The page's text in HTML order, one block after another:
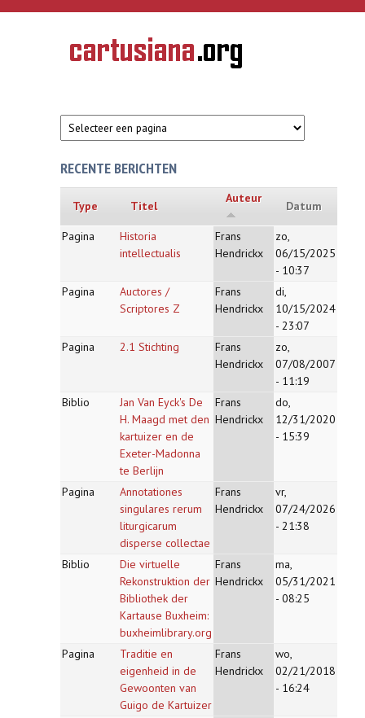
Overslaan en naar de inhoud gaan
CARTUSIANA
Geschiedenis
van de
RECENTE BERICHTEN
Type Titel
Auteur
Datum
Pagina
Historia
intellectualis
Frans
Hendrickx
zo,
06/15/2025
- 10:37
Pagina
Auctores /
Scriptores Z
Frans
Hendrickx
di,
10/15/2024
- 23:07
Pagina
2.1 Stichting
Frans
Hendrickx
zo,
07/08/2007
- 11:19
Biblio
Jan Van Eyck's De
H. Maagd met den
kartuizer en de
Exeter-Madonna
te Berlijn
Frans
Hendrickx
do,
12/31/2020
- 15:39
Pagina
Annotationes
singulares rerum
liturgicarum
disperse collectae
Frans
Hendrickx
vr,
07/24/2026
- 21:38
Biblio
Die virtuelle
Rekonstruktion der
Bibliothek der
Kartause Buxheim:
buxheimlibrary.org
Frans
Hendrickx
ma,
05/31/2021
- 08:25
Pagina
Traditie en
eigenheid in de
Gewoonten van
Guigo de Kartuizer
Frans
Hendrickx
wo,
02/21/2018
- 16:24